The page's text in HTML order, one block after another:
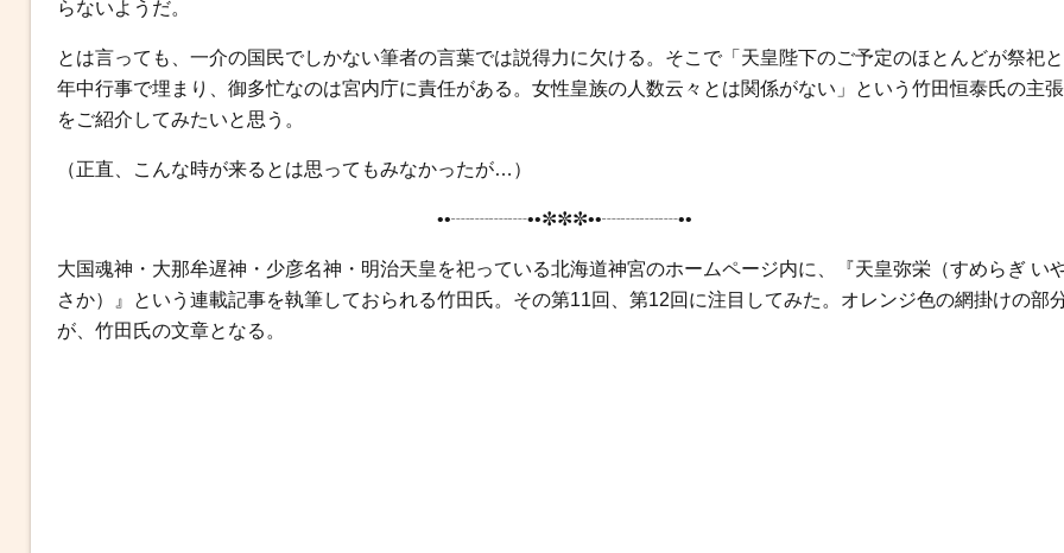
らないようだ。
とは言っても、一介の国民でしかない筆者の言葉では説得力に欠ける。そこで「天皇陛下のご予定のほとんどが祭祀と
年中行事で埋まり、御多忙なのは宮内庁に責任がある。女性皇族の人数云々とは関係がない」という竹田恒泰氏の主張
をご紹介してみたいと思う。
（正直、こんな時が来るとは思ってもみなかったが…）
••┈┈┈┈••✼✼✼••┈┈┈┈••
大国魂神・大那牟遅神・少彦名神・明治天皇を祀っている北海道神宮のホームページ内に、『天皇弥栄（すめらぎ い
さか）』という連載記事を執筆しておられる竹田氏。その第11回、第12回に注目してみた。オレンジ色の網掛けの部
が、竹田氏の文章となる。